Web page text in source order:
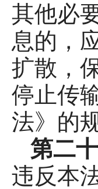
其他必
息的，
扩散，
停止传
法》的
第二
违反本